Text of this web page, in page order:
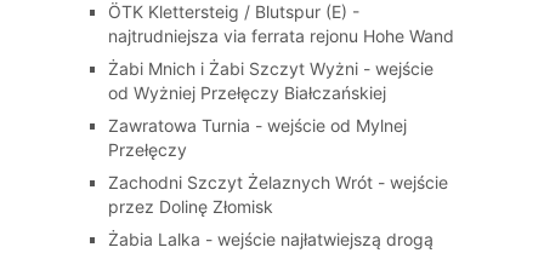
ÖTK Klettersteig / Blutspur (E) -
najtrudniejsza via ferrata rejonu Hohe Wand
Żabi Mnich i Żabi Szczyt Wyżni - wejście
od Wyżniej Przełęczy Białczańskiej
Zawratowa Turnia - wejście od Mylnej
Przełęczy
Zachodni Szczyt Żelaznych Wrót - wejście
przez Dolinę Złomisk
Żabia Lalka - wejście najłatwiejszą drogą